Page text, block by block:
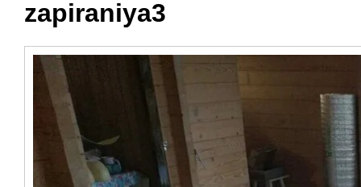
zapiraniya3